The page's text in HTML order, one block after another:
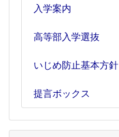
入学案内
高等部入学選抜
いじめ防止基本方針
提言ボックス